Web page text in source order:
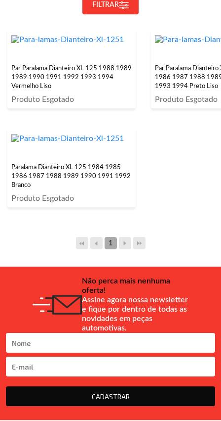
FILTRAR
Par Paralama Dianteiro XL 125 1988 1989
1989 1990 1991 1992 1993 1994
Vermelho Liso
Produto Esgotado
Par Paralama
1986 1987 1988
1993 1994 Preto Liso
Produto Esgotado
Paralama Dianteiro XL 125 1984 1985
1986 1987 1988 1989 1990 1991 1992
Branco
Produto Esgotado
1
Não perca mais nenhuma
oferta!
Assine agora nossa newsletter
e fique por dentro de todas as
novidades em peças
automotivas.
CADASTRAR